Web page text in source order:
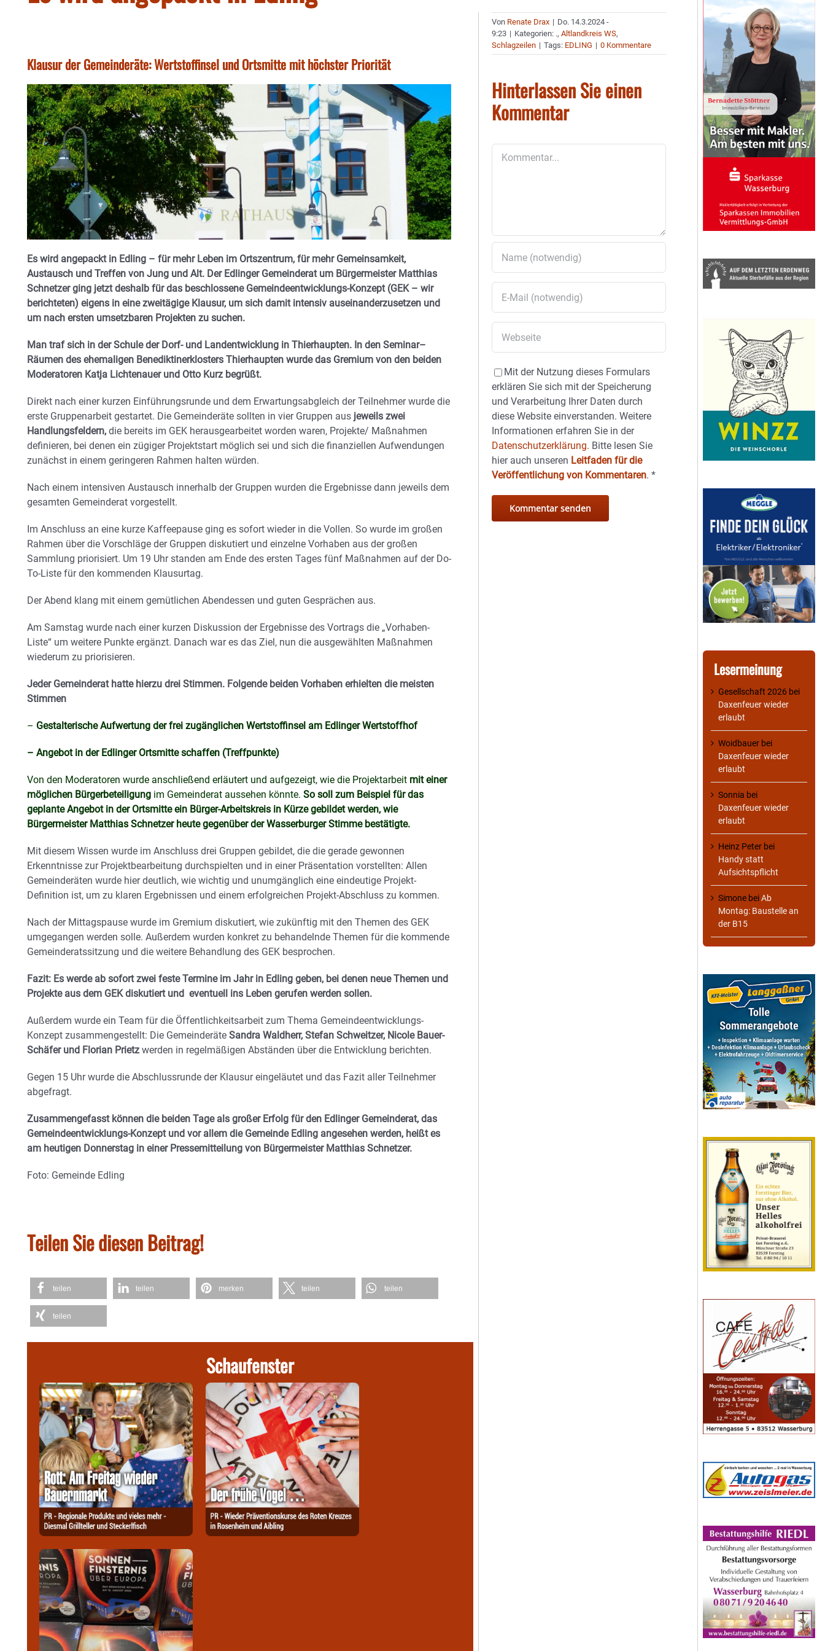
Klausur der Gemeinderäte: Wertstoffinsel und Ortsmitte mit höchster Priorität
Es wird angepackt in Edling – für mehr Leben im Ortszentrum, für mehr Gemeinsamkeit,
Austausch und Treffen von Jung und Alt. Der Edlinger Gemeinderat um Bürgermeister Matthias
Schnetzer ging jetzt deshalb für das beschlossene Gemeindeentwicklungs-Konzept (GEK – wir
berichteten) eigens in eine zweitägige Klausur, um sich damit intensiv auseinanderzusetzen und
um nach ersten umsetzbaren Projekten zu suchen.
Man traf sich in der Schule der Dorf- und Landentwicklung in Thierhaupten. In den Seminar–
Räumen des ehemaligen Benediktinerklosters Thierhaupten wurde das Gremium von den beiden
Moderatoren Katja Lichtenauer und Otto Kurz begrüßt.
Direkt nach einer kurzen Einführungsrunde und dem Erwartungsabgleich der Teilnehmer wurde die
erste Gruppenarbeit gestartet. Die Gemeinderäte sollten in vier Gruppen aus jeweils zwei
Handlungsfeldern, die bereits im GEK herausgearbeitet worden waren, Projekte/ Maßnahmen
definieren, bei denen ein zügiger Projektstart möglich sei und sich die finanziellen Aufwendungen
zunächst in einem geringeren Rahmen halten würden.
Nach einem intensiven Austausch innerhalb der Gruppen wurden die Ergebnisse dann jeweils dem
gesamten Gemeinderat vorgestellt.
Im Anschluss an eine kurze Kaffeepause ging es sofort wieder in die Vollen. So wurde im großen
Rahmen über die Vorschläge der Gruppen diskutiert und einzelne Vorhaben aus der großen
Sammlung priorisiert. Um 19 Uhr standen am Ende des ersten Tages fünf Maßnahmen auf der Do-
To-Liste für den kommenden Klausurtag.
Der Abend klang mit einem gemütlichen Abendessen und guten Gesprächen aus.
Am Samstag wurde nach einer kurzen Diskussion der Ergebnisse des Vortrags die „Vorhaben-
Liste“ um weitere Punkte ergänzt. Danach war es das Ziel, nun die ausgewählten Maßnahmen
wiederum zu priorisieren.
Jeder Gemeinderat hatte hierzu drei Stimmen. Folgende beiden Vorhaben erhielten die meisten
Stimmen
– Gestalterische Aufwertung der frei zugänglichen Wertstoffinsel am Edlinger Wertstoffhof
– Angebot in der Edlinger Ortsmitte schaffen (Treffpunkte)
Von den Moderatoren wurde anschließend erläutert und aufgezeigt, wie die Projektarbeit mit einer
möglichen Bürgerbeteiligung im Gemeinderat aussehen könnte. So soll zum Beispiel für das
geplante Angebot in der Ortsmitte ein Bürger-Arbeitskreis in Kürze gebildet werden, wie
Bürgermeister Matthias Schnetzer heute gegenüber der Wasserburger Stimme bestätigte.
Mit diesem Wissen wurde im Anschluss drei Gruppen gebildet, die die gerade gewonnen
Erkenntnisse zur Projektbearbeitung durchspielten und in einer Präsentation vorstellten: Allen
Gemeinderäten wurde hier deutlich, wie wichtig und unumgänglich eine eindeutige Projekt-
Definition ist, um zu klaren Ergebnissen und einem erfolgreichen Projekt-Abschluss zu kommen.
Nach der Mittagspause wurde im Gremium diskutiert, wie zukünftig mit den Themen des GEK
umgegangen werden solle. Außerdem wurden konkret zu behandelnde Themen für die kommende
Gemeinderatssitzung und die weitere Behandlung des GEK besprochen.
Fazit: Es werde ab sofort zwei feste Termine im Jahr in Edling geben, bei denen neue Themen und
Projekte aus dem GEK diskutiert und eventuell ins Leben gerufen werden sollen.
Außerdem wurde ein Team für die Öffentlichkeitsarbeit zum Thema Gemeindeentwicklungs-
Konzept zusammengestellt: Die Gemeinderäte Sandra Waldherr, Stefan Schweitzer, Nicole Bauer-
Schäfer und Florian Prietz werden in regelmäßigen Abständen über die Entwicklung berichten.
Gegen 15 Uhr wurde die Abschlussrunde der Klausur eingeläutet und das Fazit aller Teilnehmer
abgefragt.
Zusammengefasst können die beiden Tage als großer Erfolg für den Edlinger Gemeinderat, das
Gemeindeentwicklungs-Konzept und vor allem die Gemeinde Edling angesehen werden, heißt es
am heutigen Donnerstag in einer Pressemitteilung von Bürgermeister Matthias Schnetzer.
Foto: Gemeinde Edling
Teilen Sie diesen Beitrag!
teilen teilen merken teilen teilen
teilen
Schaufenster
Von Renate Drax | Do. 14.3.2024 -
9:23 | Kategorien: .,Altlandkreis WS,
Schlagzeilen | Tags: EDLING | 0 Kommentare
Hinterlassen Sie einen
Kommentar
Mit der Nutzung dieses Formulars
erklären Sie sich mit der Speicherung
und Verarbeitung Ihrer Daten durch
diese Website einverstanden. Weitere
Informationen erfahren Sie in der
Datenschutzerklärung. Bitte lesen Sie
hier auch unseren Leitfaden für die
Veröffentlichung von Kommentaren.*
Lesermeinung
Gesellschaft 2026 bei
Daxenfeuer wieder
erlaubt
Woidbauer bei
Daxenfeuer wieder
erlaubt
Sonnia bei
Daxenfeuer wieder
erlaubt
Heinz Peter bei
Handy statt
Aufsichtspflicht
Simone beiAb
Montag: Baustelle an
der B15